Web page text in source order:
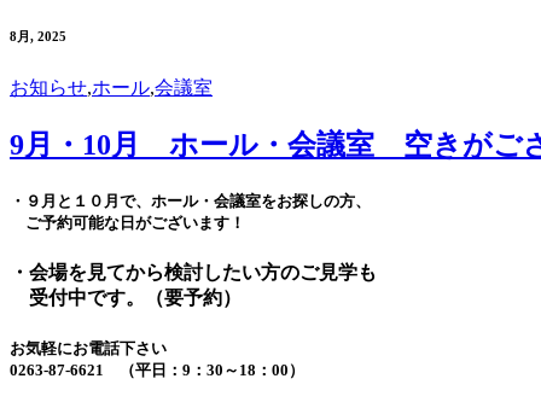
8月, 2025
お知らせ,ホール,会議室
9月・10月 ホール・会議室 空きがご
・９月と１０月で、ホール・会議室をお探しの方、
ご予約可能な日がございます！
・会場を見てから検討したい方のご見学も
受付中です。（要予約）
お気軽にお電話下さい
0263-87-6621 （平日：9：30～18：00）